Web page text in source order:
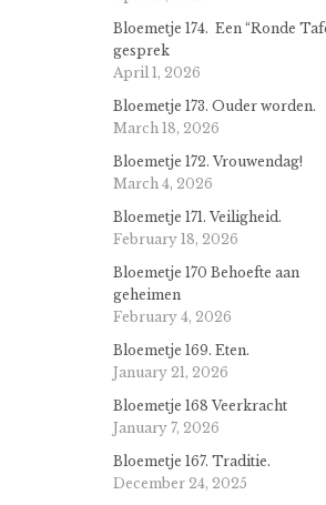
Bloemetje 174. Een “Ronde
gesprek
April 1, 2026
Bloemetje 173. Ouder worden.
March 18, 2026
Bloemetje 172. Vrouwendag!
March 4, 2026
Bloemetje 171. Veiligheid.
February 18, 2026
Bloemetje 170 Behoefte aan
geheimen
February 4, 2026
Bloemetje 169. Eten.
January 21, 2026
Bloemetje 168 Veerkracht
January 7, 2026
Bloemetje 167. Traditie.
December 24, 2025